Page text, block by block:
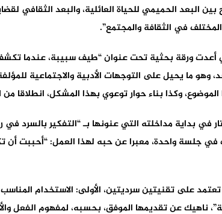
بين البعد الحميمي للحياة العائلية، والبعد
في الثقافة والمجتمع”.
أعدت ورقة بحثية تحت عنوان “طيف سبيبة، عندما
وهو ما يحيل على التوجهات الأدبية والاجتماعية
وكذا بناء حوار توعوي بهذا المشكل، انطلاقا
في بداية مداخلته التي عنونها بـ “التفكير
في جلسة واحدة، معبرا عن حبه لهذا العمل: “أحببت
على تقنيتين سرديتين، الأولى: الاستخدام
ناهيك عن تقديمها الموفق، بحسبه، لمفهوم